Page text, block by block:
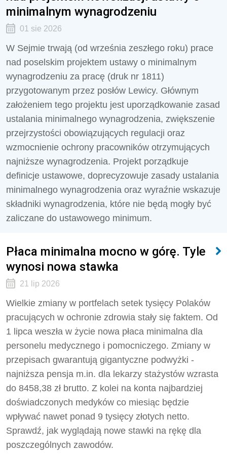
minimalnym wynagrodzeniu
01 sie 2026
W Sejmie trwają (od września zeszłego roku) prace
nad poselskim projektem ustawy o minimalnym
wynagrodzeniu za pracę (druk nr 1811)
przygotowanym przez posłów Lewicy. Głównym
założeniem tego projektu jest uporządkowanie zasad
ustalania minimalnego wynagrodzenia, zwiększenie
przejrzystości obowiązujących regulacji oraz
wzmocnienie ochrony pracowników otrzymujących
najniższe wynagrodzenia. Projekt porządkuje
definicje ustawowe, doprecyzowuje zasady ustalania
minimalnego wynagrodzenia oraz wyraźnie wskazuje
składniki wynagrodzenia, które nie będą mogły być
zaliczane do ustawowego minimum.
Płaca minimalna mocno w górę. Tyle
wynosi nowa stawka
21 lip 2026
Wielkie zmiany w portfelach setek tysięcy Polaków
pracujących w ochronie zdrowia stały się faktem. Od
1 lipca weszła w życie nowa płaca minimalna dla
personelu medycznego i pomocniczego. Zmiany w
przepisach gwarantują gigantyczne podwyżki -
najniższa pensja m.in. dla lekarzy stażystów wzrasta
do 8458,38 zł brutto. Z kolei na konta najbardziej
doświadczonych medyków co miesiąc będzie
wpływać nawet ponad 9 tysięcy złotych netto.
Sprawdź, jak wyglądają nowe stawki na rękę dla
poszczególnych zawodów.